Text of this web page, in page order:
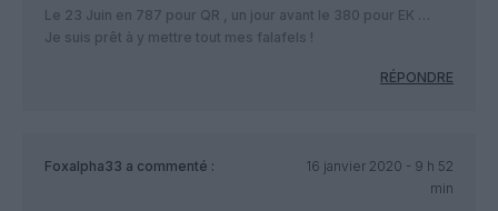
Le 23 Juin en 787 pour QR , un jour avant le 380 pour EK …
Je suis prêt à y mettre tout mes falafels !
RÉPONDRE
Foxalpha33 a commenté :
16 janvier 2020 - 9 h 52
min